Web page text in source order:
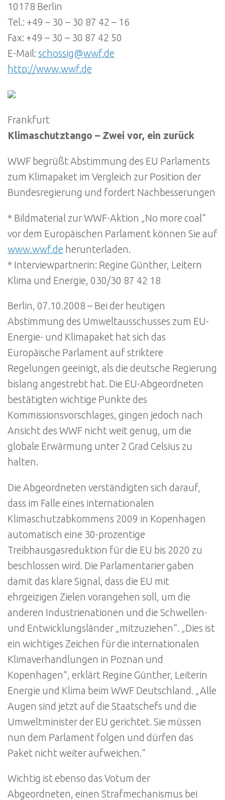
10178 Berlin
Tel.: +49 – 30 – 30 87 42 – 16
Fax: +49 – 30 – 30 87 42 50
E-Mail: schossig@wwf.de
http://www.wwf.de
Frankfurt
Klimaschutztango – Zwei vor, ein zurück
WWF begrüßt Abstimmung des EU Parlaments
zum Klimapaket im Vergleich zur Position der
Bundesregierung und fordert Nachbesserungen
* Bildmaterial zur WWF-Aktion „No more coal“
vor dem Europäischen Parlament können Sie auf
www.wwf.de herunterladen.
* Interviewpartnerin: Regine Günther, Leitern
Klima und Energie, 030/30 87 42 18
Berlin, 07.10.2008 – Bei der heutigen
Abstimmung des Umweltausschusses zum EU-
Energie- und Klimapaket hat sich das
Europäische Parlament auf striktere
Regelungen geeinigt, als die deutsche Regierung
bislang angestrebt hat. Die EU-Abgeordneten
bestätigten wichtige Punkte des
Kommissionsvorschlages, gingen jedoch nach
Ansicht des WWF nicht weit genug, um die
globale Erwärmung unter 2 Grad Celsius zu
halten.
Die Abgeordneten verständigten sich darauf,
dass im Falle eines internationalen
Klimaschutzabkommens 2009 in Kopenhagen
automatisch eine 30-prozentige
Treibhausgasreduktion für die EU bis 2020 zu
beschlossen wird. Die Parlamentarier gaben
damit das klare Signal, dass die EU mit
ehrgeizigen Zielen vorangehen soll, um die
anderen Industrienationen und die Schwellen-
und Entwicklungsländer „mitzuziehen“. „Dies ist
ein wichtiges Zeichen für die internationalen
Klimaverhandlungen in Poznan und
Kopenhagen“, erklärt Regine Günther, Leiterin
Energie und Klima beim WWF Deutschland. „Alle
Augen sind jetzt auf die Staatschefs und die
Umweltminister der EU gerichtet. Sie müssen
nun dem Parlament folgen und dürfen das
Paket nicht weiter aufweichen.“
Wichtig ist ebenso das Votum der
Abgeordneten, einen Strafmechanismus bei